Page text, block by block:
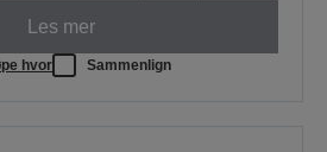
Les mer
hvor Sammenlign